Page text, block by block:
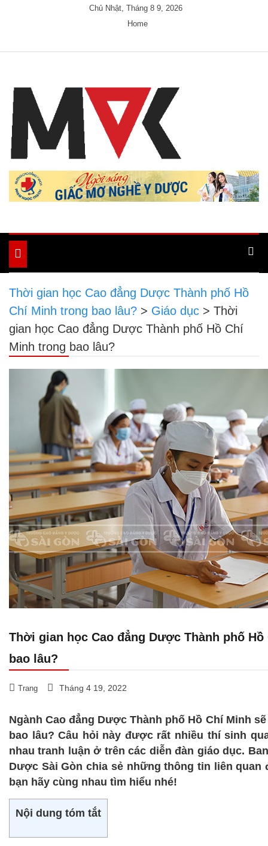
Chủ Nhật, Tháng 8 9, 2026
Home
Ample Magazine
Just another My Blog site
Toggle
navigation
Thời gian học Cao đẳng Dược Thành phố Hồ
Chí Minh trong bao lâu? > Giáo dục > Thời
gian học Cao đẳng Dược Thành phố Hồ Chí
Minh trong bao lâu?
Thời gian học Cao đẳng Dược Thành phố
bao lâu?
Trang Tháng 4 19, 2022
Ngành Cao đẳng Dược Thành phố Hồ Chí Minh
bao lâu? Câu hỏi này được rất nhiều thí sinh
nhau tranh luận ở trên các diễn đàn giáo dục.
Dược Sài Gòn chia sẻ những thông tin liên quan
bạn hãy cùng nhau tìm hiểu nhé!
Nội dung tóm tắt